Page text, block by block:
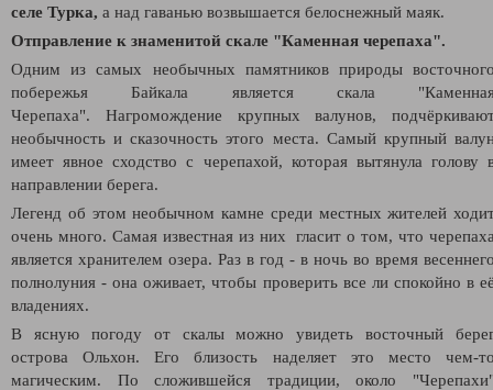
селе Турка, а над гаванью возвышается белоснежный маяк.
Отправление к знаменитой скале "Каменная черепаха".
Одним из самых необычных памятников природы
побережья Байкала является скала
Черепаха". Нагромождение крупных валунов,
необычность и сказочность этого места. Самый крупный
имеет явное сходство с черепахой, которая вытянула голову
направлении берега.
Легенд об этом необычном камне среди местных жителей
очень много. Самая известная из них гласит о том, что
является хранителем озера. Раз в год - в ночь во время
полнолуния - она оживает, чтобы проверить все ли спокойно в
владениях.
В ясную погоду от скалы можно увидеть восточный
острова Ольхон. Его близость наделяет это место чем-
магическим. По сложившейся традиции, около